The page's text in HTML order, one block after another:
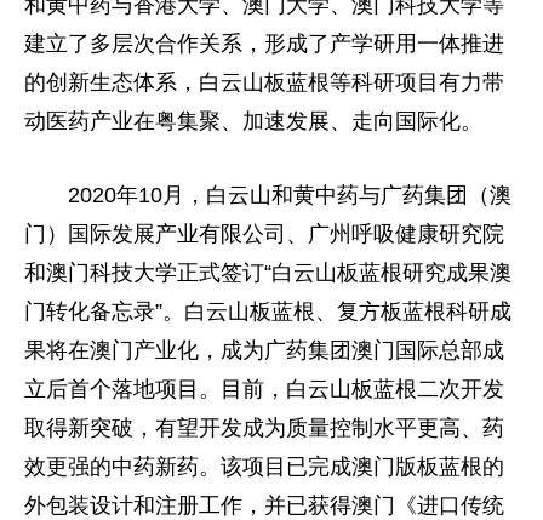
和黄中药与香港大学、澳门大学、澳门科技大学等
建立了多层次合作关系，形成了产学研用一体推进
的创新生态体系，白云山板蓝根等科研项目有力带
动医药产业在粤集聚、加速发展、走向国际化。
2020年10月，白云山和黄中药与广药集团（澳
门）国际发展产业有限公司、广州呼吸健康研究院
和澳门科技大学正式签订“白云山板蓝根研究成果澳
门转化备忘录”。白云山板蓝根、复方板蓝根科研成
果将在澳门产业化，成为广药集团澳门国际总部成
立后首个落地项目。目前，白云山板蓝根二次开发
取得新突破，有望开发成为质量控制水平更高、药
效更强的中药新药。该项目已完成澳门版板蓝根的
外包装设计和注册工作，并已获得澳门《进口传统